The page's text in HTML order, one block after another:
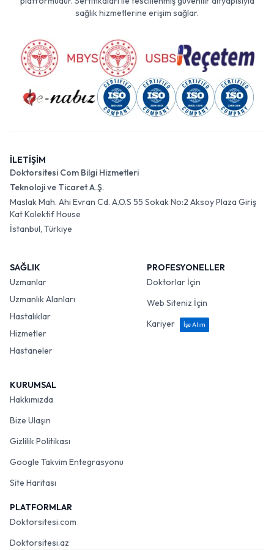
sağlık hizmetlerine erişim sağlar.
İLETİŞİM
Doktorsitesi Com Bilgi Hizmetleri
Teknoloji ve Ticaret A.Ş.
Maslak Mah. Ahi Evran Cd. A.O.S 55 Sokak No:2 Aksoy Plaza Giriş
Kat Kolektif House
İstanbul, Türkiye
SAĞLIK
Uzmanlar
Uzmanlık Alanları
Hastalıklar
Hizmetler
Hastaneler
PROFESYONELLER
Doktorlar İçin
Web Siteniz İçin
Kariyer
İşe Alım
KURUMSAL
Hakkımızda
Bize Ulaşın
Gizlilik Politikası
Google Takvim Entegrasyonu
Site Haritası
PLATFORMLAR
Doktorsitesi.com
Doktorsitesi.az